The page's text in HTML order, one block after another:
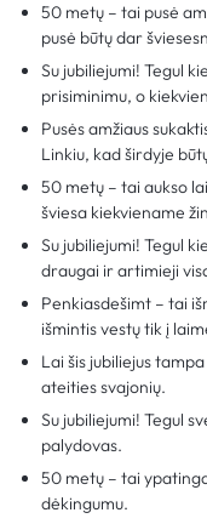
50 metų – tai pusė
pusė būtų dar
Su jubiliejumi! Tegul
prisiminimu, o
Pusės amžiaus
Linkiu, kad širdyje
50 metų – tai aukso
šviesa kiekviename
Su jubiliejumi! Tegul
draugai ir artimieji
Penkiasdešimt – tai
išmintis vestų tik į
Lai šis jubiliejus
ateities svajonių.
Su jubiliejumi! Tegul
palydovas.
50 metų – tai
dėkingumu.